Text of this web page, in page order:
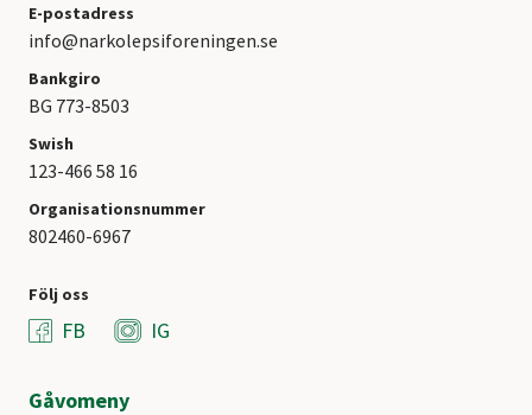
E-postadress
info@narkolepsiforeningen.se
Bankgiro
BG 773-8503
Swish
123-466 58 16
Organisationsnummer
802460-6967
Följ oss
FB IG
Gåvomeny